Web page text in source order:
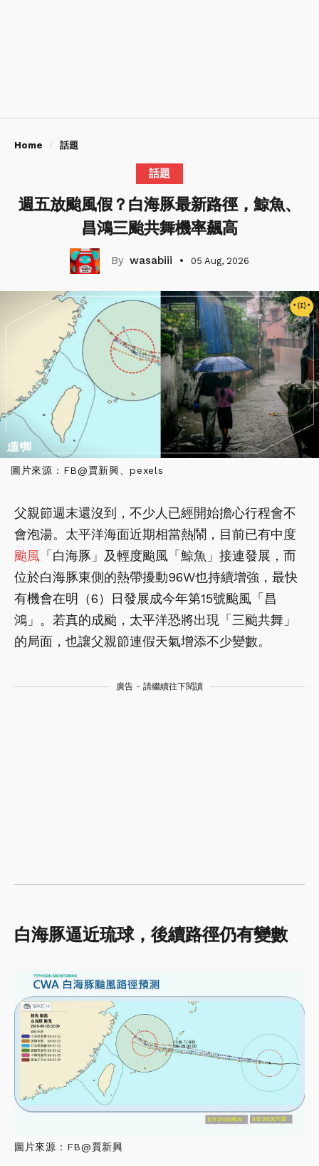
Home 話題
話題
週五放颱風假？白海豚最新路徑，鯨魚、
昌鴻三颱共舞機率飆高
wasabiii 05 Aug, 2026
圖片來源：FB@賈新興、pexels
父親節週末還沒到，不少人已經開始擔心行程會不
會泡湯。太平洋海面近期相當熱鬧，目前已有中度
颱風 「白海豚」及輕度颱風「鯨魚」接連發展，而
位於白海豚東側的熱帶擾動96W也持續增強，最快
有機會在明（6）日發展成今年第15號颱風「昌
鴻」。若真的成颱，太平洋恐將出現「三颱共舞」
的局面，也讓父親節連假天氣增添不少變數。
廣告 - 請繼續往下閱讀
白海豚逼近琉球，後續路徑仍有變數
圖片來源：FB@賈新興